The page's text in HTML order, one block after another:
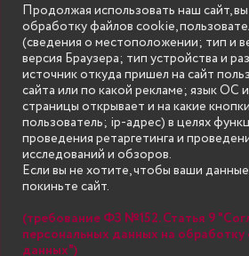
ИНФОРМАЦИЯ ДЛЯ ПРАВООБЛАДАТЕЛЕЙ
Все права на аудио и видео материалы,
принадлежат их законным владельцам и
Наличие материалов на сайте никаким образом
нашего авторского права на данные материалы.
за возможные последствия использования их в
Кодексом Российской Федерации. Если вы
условиями, то можете приступить к просмотру
немедленно покинуть сайт. Все материалы,
открытых (общедоступных) источников. Если Вы
какого-либо материала, размещённого на этом
информация распространялась без Вашего на то
оказать Вам содействие, удалив соответствующие
чтобы вы прислали нам письмо (в электронном
страницы сайта, которые необходимо удалить.
Продолжая использовать наш сайт,
обработку файлов cookie,
(сведения о местоположении; тип и
версия Браузера; тип устройства и
источник откуда пришел на сайт
сайта или по какой рекламе; язык ОС
страницы открывает и на какие
пользователь; ip-адрес) в целях
проведения ретаргетинга и
исследований и обзоров.
Если вы не хотите, чтобы ваши
покиньте сайт.
(требование ФЗ №152. Статья 9
персональных данных на обработку
данных")